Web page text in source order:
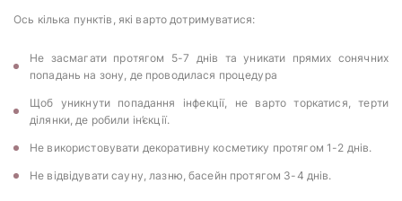
Ось кілька пунктів, які варто дотримуватися:
Не засмагати протягом 5-7 днів та уникати прямих сонячних
попадань на зону, де проводилася процедура
Щоб уникнути попадання інфекції, не варто торкатися, терти
ділянки, де робили ін’єкції.
Не використовувати декоративну косметику протягом 1-2 днів.
Не відвідувати сауну, лазню, басейн протягом 3-4 днів.